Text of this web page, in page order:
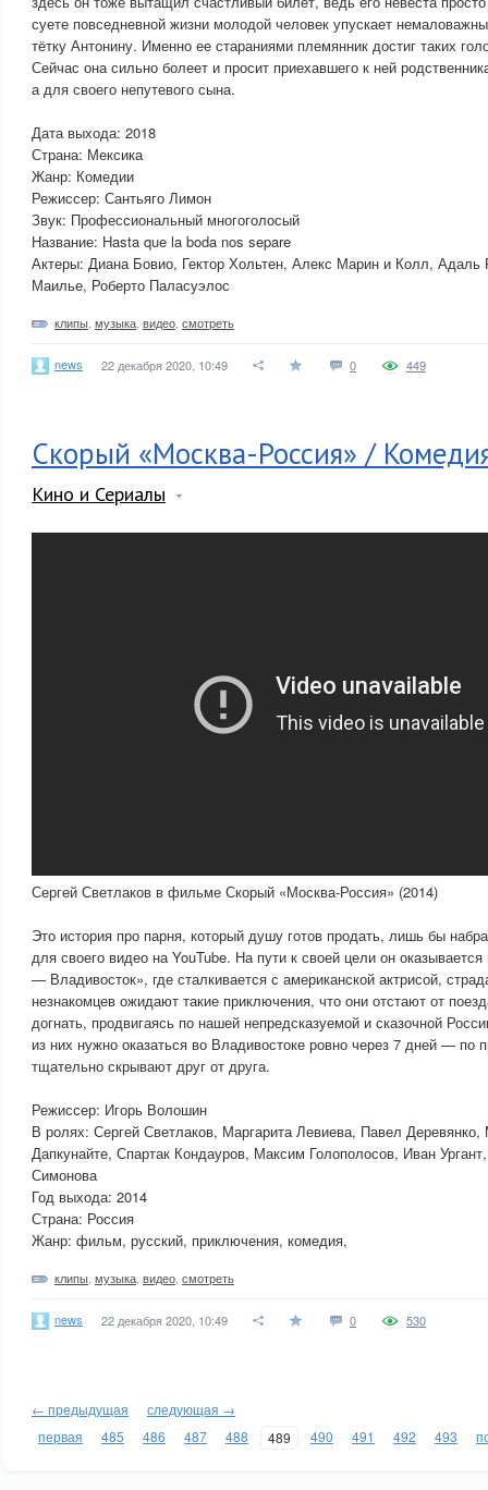
суете повседневной жизни молодой человек упускает
тётку Антонину. Именно ее стараниями племянник достиг таких
Сейчас она сильно болеет и просит приехавшего к ней
а для своего непутевого сына.
Дата выхода: 2018
Страна: Мексика
Жанр: Комедии
Режиссер: Сантьяго Лимон
Звук: Профессиональный многоголосый
Название: Hasta que la boda nos separe
Актеры: Диана Бовио, Гектор Хольтен, Алекс Марин и Колл,
Маилье, Роберто Паласуэлос
клипы музыка видео смотреть
news 22 декабря 2020, 10:49 0 449
Скорый «Москва-Россия» /
Кино и Сериалы
Сергей Светлаков в фильме Скорый «Москва-Россия» (2014)
Это история про парня, который душу готов продать, лишь бы
для своего видео на YouTube. На пути к своей цели он
— Владивосток», где сталкивается с американской актрисой,
незнакомцев ожидают такие приключения, что они отстают от
догнать, продвигаясь по нашей непредсказуемой и сказочной
из них нужно оказаться во Владивостоке ровно через 7 дней — по
тщательно скрывают друг от друга.
Режиссер: Игорь Волошин
В ролях: Сергей Светлаков, Маргарита Левиева, Павел
Дапкунайте, Спартак Кондауров, Максим Голополосов, Иван
Симонова
Год выхода: 2014
Страна: Россия
Жанр: фильм, русский, приключения, комедия,
клипы музыка видео смотреть
news 22 декабря 2020, 10:49 0 530
← предыдущая
следующая →
первая
485 486 487 488 489 490 491 492 493